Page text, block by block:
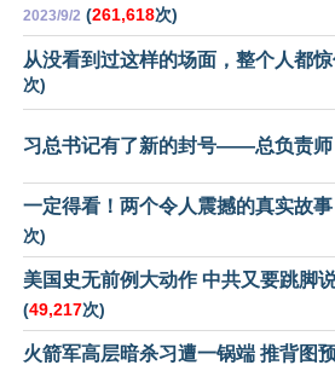
2023/9/2 (261,618次)
从没看到过这样的场面，整个人都
次)
习总书记有了新的封号——总负责师
一定得看！两个令人震撼的真实故事
次)
美国史无前例大动作 中共又要跳脚
(49,217次)
火箭军高层暗杀习遭一锅端 推背图